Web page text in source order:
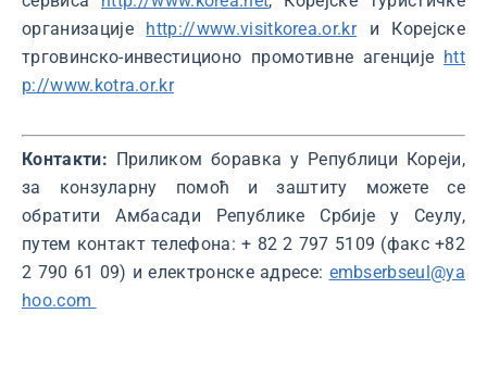
организације http://www.visitkorea.or.krи Корејске
трговинско-инвестиционо промотивне агенције htt
p://www.kotra.or.kr
Контакти: Приликом боравка у Републици Кореји,
за конзуларну помоћ и заштиту можете се
обратити Амбасади Републике Србије у Сеулу,
путем контакт телефона: + 82 2 797 5109 (факс +82
2 790 61 09) и електронске адресе: embserbseul@ya
hoo.com